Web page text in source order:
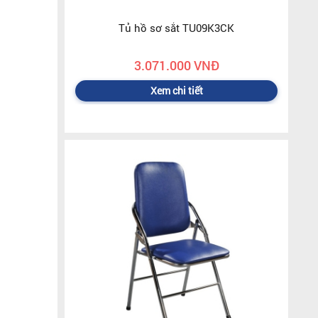
Tủ hồ sơ sắt TU09K3CK
3.071.000 VNĐ
Xem chi tiết